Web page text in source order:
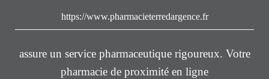
https://www.pharmacieterredargence.fr
assure un service pharmaceutique rigoureux. Votre
pharmacie de proximité en ligne